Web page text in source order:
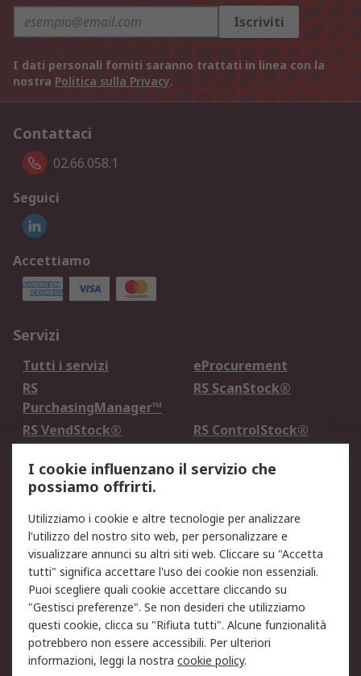
Iscriviti
I dati personali forniti saranno trattati in linea con la
nostra Politica sulla Privacy.
Contattaci
02.66.058.1
Seguici
Accettiamo
Servizi
Tutti i servizi
eProcurement
RS
PurchasingManager™
RS ScanStock®
RS VendStock®
RS ControlStock®
Legale
Informativa Cookie
Informativa Privacy -
Aggiornata
Email Security
Termini d'uso
Condizioni di vendita
Condizioni generali di
servizio
Etica e responsabilità
Chi Siamo
I cookie influenzano il servizio che
possiamo offrirti.
Utilizziamo i cookie e altre tecnologie per analizzare
l'utilizzo del nostro sito web, per personalizzare e
visualizzare annunci su altri siti web. Cliccare su "Accetta
tutti" significa accettare l'uso dei cookie non essenziali.
Puoi scegliere quali cookie accettare cliccando su
"Gestisci preferenze". Se non desideri che utilizziamo
questi cookie, clicca su "Rifiuta tutti". Alcune funzionalità
potrebbero non essere accessibili. Per ulteriori
informazioni, leggi la nostra cookie policy.